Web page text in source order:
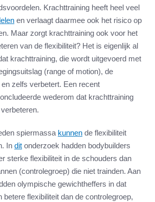
Krachttraining heeft heel veel
en verlaagt daarmee ook het risico op
Maar zorgt krachttraining ook voor het
van de flexibiliteit? Het is eigenlijk al
krachttraining, die wordt uitgevoerd met
(range of motion), de
zelfs verbetert. Een recent
wederom dat krachttraining
spiermassa kunnen de flexibiliteit
In dit onderzoek hadden bodybuilders
sterke flexibiliteit in de schouders dan
(controlegroep) die niet trainden. Aan
olympische gewichtheffers in dat
betere flexibiliteit dan de controlegroep,